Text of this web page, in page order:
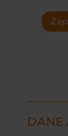
DANE